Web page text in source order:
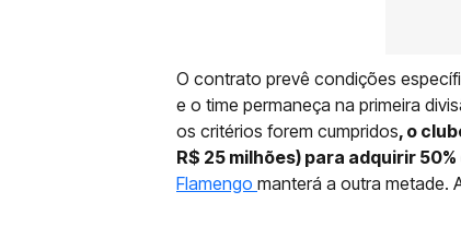
O contrato prevê condições
e o time permaneça na primeira
os critérios forem cumpridos, o
R$ 25 milhões) para adquirir
Flamengo manterá a outra metade.